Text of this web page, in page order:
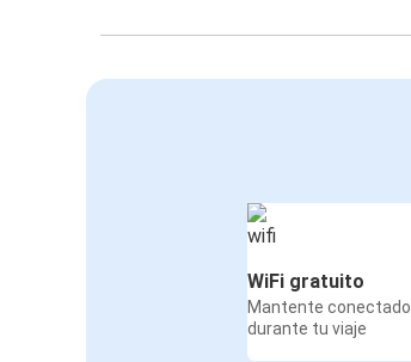
WiFi gratuito
Mantente conectado
durante tu viaje